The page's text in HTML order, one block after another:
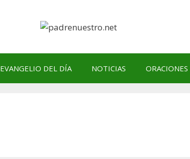
EVANGELIO DEL DÍA NOTICIAS ORACIONES